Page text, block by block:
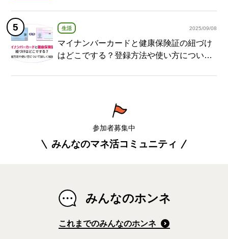
生活 2025/09/08
マイナンバーカードと健康保険証の紐づけ
はどこでする？登録方法や使い方について
参加者募集中
みんなのマネ活コミュニティ
みんなのホンネ
これまでのみんなのホンネ